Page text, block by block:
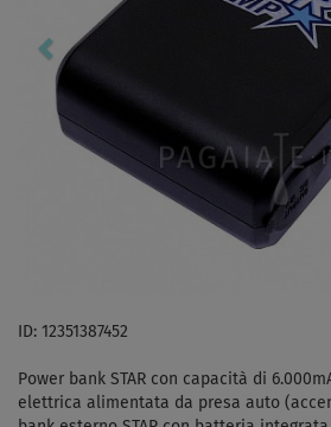
ID: 12351387452
Power bank STAR con capacità di
elettrica alimentata da presa auto